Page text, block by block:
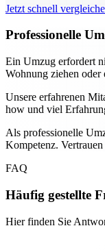
Jetzt schnell
Professionelle
Ein Umzug erfordert
Wohnung ziehen oder
Unsere erfahrenen
how und viel
Als professionelle
Kompetenz.
FAQ
Häufig gestellte
Hier finden Sie